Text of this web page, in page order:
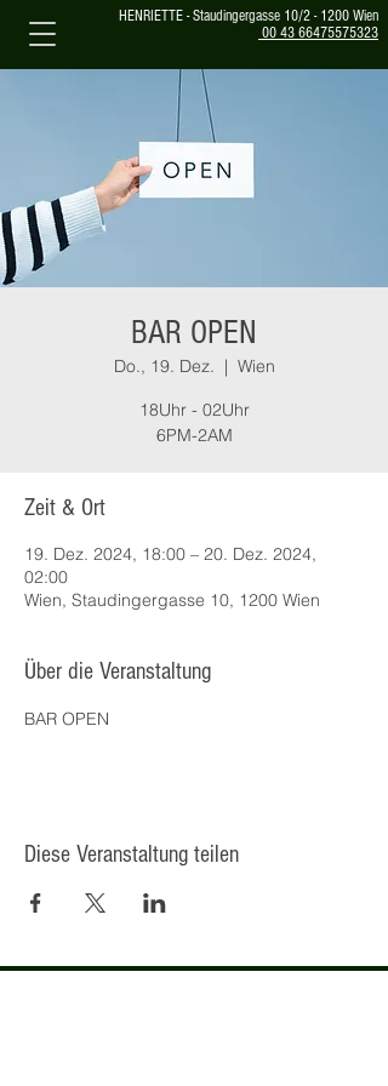
HENRIETTE - Staudingergasse 10/2 - 1200 Wien
00 43 66475575323
BAR OPEN
Do., 19. Dez.
  |
Wien
18Uhr - 02Uhr
6PM-2AM
Zeit & Ort
19. Dez. 2024, 18:00 – 20. Dez. 2024,
02:00
Wien, Staudingergasse 10, 1200 Wien
Über die Veranstaltung
BAR OPEN
Diese Veranstaltung teilen